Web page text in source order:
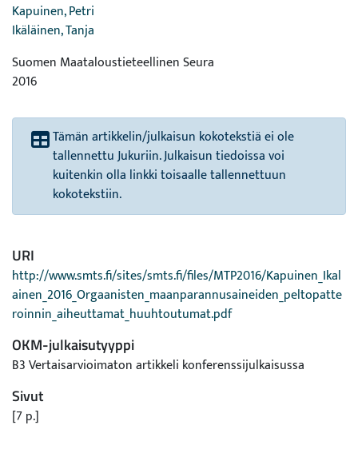
Kapuinen, Petri
Ikäläinen, Tanja
Suomen Maataloustieteellinen Seura
2016
Tämän artikkelin/julkaisun kokotekstiä ei ole
tallennettu Jukuriin. Julkaisun tiedoissa voi
kuitenkin olla linkki toisaalle tallennettuun
kokotekstiin.
URI
http://www.smts.fi/sites/smts.fi/files/MTP2016/Kapuinen_Ikal
ainen_2016_Orgaanisten_maanparannusaineiden_peltopatte
roinnin_aiheuttamat_huuhtoutumat.pdf
OKM-julkaisutyyppi
B3 Vertaisarvioimaton artikkeli konferenssijulkaisussa
Sivut
[7 p.]